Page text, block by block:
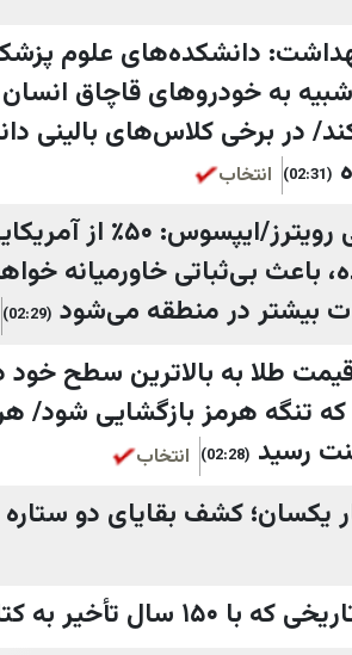
دانشکده‌های علوم
شبیه به خودرو‌های قاچاق
در برخی کلاس‌های بالینی
(02:31) انتخاب
نتایج نظرسنجی
بیشتر در منطقه می‌شود (02:29)
(02:28) انتخاب
یکسان؛ کشف بقایای دو
به کتابخانه برگشت